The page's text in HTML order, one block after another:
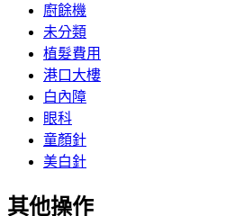
廚餘機
未分類
植髮費用
港口大樓
白內障
眼科
童顏針
美白針
其他操作